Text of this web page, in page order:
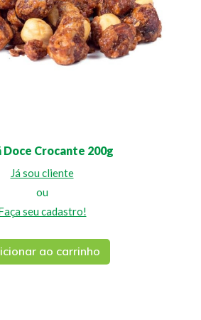
Doce Crocante 200g
Já sou cliente
ou
seu cadastro!
ao carrinho